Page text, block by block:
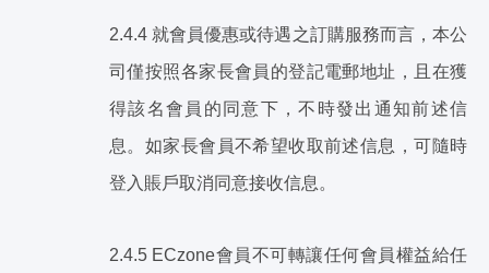
2.4.4 就會員優惠或待遇之訂購服務而言，本公
司僅按照各家長會員的登記電郵地址，且在獲
得該名會員的同意下，不時發出通知前述信
息。如家長會員不希望收取前述信息，可隨時
登入賬戶取消同意接收信息。
2.4.5 ECzone會員不可轉讓任何會員權益給任